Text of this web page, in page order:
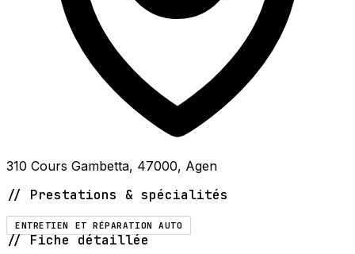
310 Cours Gambetta, 47000, Agen
// Prestations & spécialités
ENTRETIEN ET RÉPARATION AUTO
// Fiche détaillée